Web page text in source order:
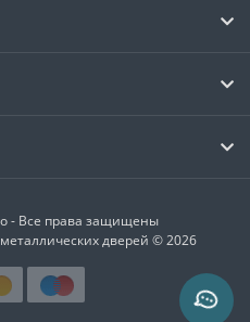
- Все права защищены
дверей © 2026